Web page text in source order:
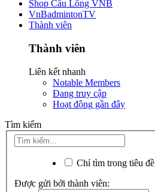
Shop Cầu Lông VNB
VnBadmintonTV
Thành viên
Thành viên
Liên kết nhanh
Notable Members
Đang truy cập
Hoạt động gần đây
Tìm kiếm
Chỉ tìm trong tiêu đề
Được gửi bởi thành viên: